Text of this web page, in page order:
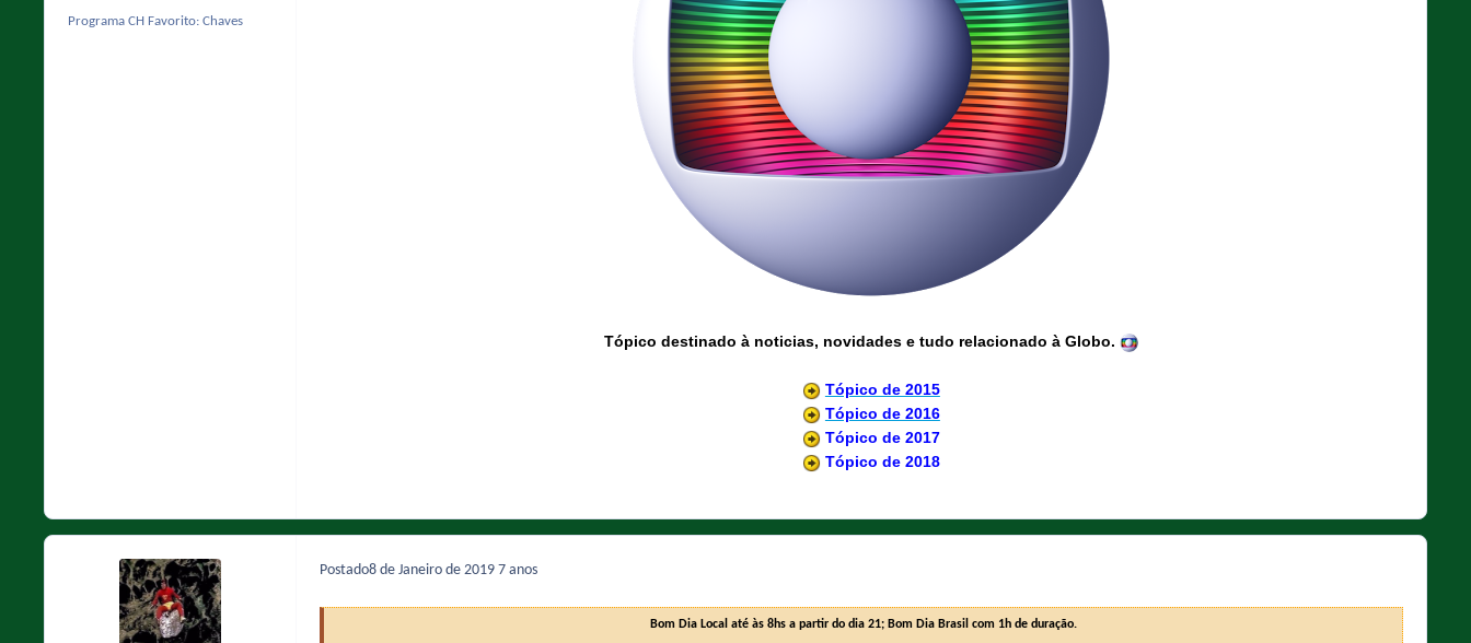
Programa CH Favorito: Chaves
Tópico destinado à noticias, novidades e tudo relacionado à Globo.
Tópico de 2015
Tópico de 2016
Tópico de 2017
Tópico de 2018
Postado8 de Janeiro de 2019 7 anos
Bom Dia Local até às 8hs a partir do dia 21; Bom Dia Brasil com 1h de duração.